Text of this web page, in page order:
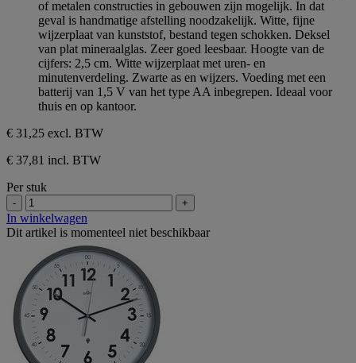
of metalen constructies in gebouwen zijn mogelijk. In dat
geval is handmatige afstelling noodzakelijk. Witte, fijne
wijzerplaat van kunststof, bestand tegen schokken. Deksel
van plat mineraalglas. Zeer goed leesbaar. Hoogte van de
cijfers: 2,5 cm. Witte wijzerplaat met uren- en
minutenverdeling. Zwarte as en wijzers. Voeding met een
batterij van 1,5 V van het type AA inbegrepen. Ideaal voor
thuis en op kantoor.
€ 31,25 excl. BTW
€ 37,81 incl. BTW
Per stuk
- +
In winkelwagen
Dit artikel is momenteel niet beschikbaar